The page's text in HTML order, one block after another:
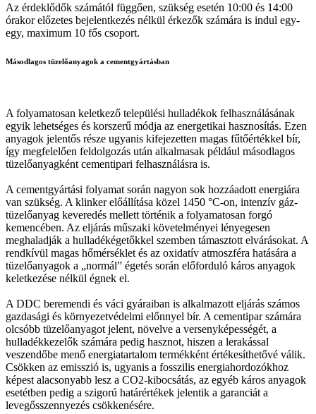
Az érdeklődők számától függően, szükség esetén 10:00 és 14:00
órakor előzetes bejelentkezés nélkül érkezők számára is indul egy-
egy, maximum 10 fős csoport.
Másodlagos tüzelőanyagok a cementgyártásban
A folyamatosan keletkező települési hulladékok felhasználásának
egyik lehetséges és korszerű módja az energetikai hasznosítás. Ezen
anyagok jelentős része ugyanis kifejezetten magas fűtőértékkel bír,
így megfelelően feldolgozás után alkalmasak például másodlagos
tüzelőanyagként cementipari felhasználásra is.
A cementgyártási folyamat során nagyon sok hozzáadott energiára
van szükség. A klinker előállítása közel 1450 °C-on, intenzív gáz-
tüzelőanyag keveredés mellett történik a folyamatosan forgó
kemencében. Az eljárás műszaki követelményei lényegesen
meghaladják a hulladékégetőkkel szemben támasztott elvárásokat. A
rendkívül magas hőmérséklet és az oxidatív atmoszféra hatására a
tüzelőanyagok a „normál” égetés során előforduló káros anyagok
keletkezése nélkül égnek el.
A DDC beremendi és váci gyáraiban is alkalmazott eljárás számos
gazdasági és környezetvédelmi előnnyel bír. A cementipar számára
olcsóbb tüzelőanyagot jelent, növelve a versenyképességét, a
hulladékkezelők számára pedig hasznot, hiszen a lerakással
veszendőbe menő energiatartalom termékként értékesíthetővé válik.
Csökken az emisszió is, ugyanis a fosszilis energiahordozókhoz
képest alacsonyabb lesz a CO2-kibocsátás, az egyéb káros anyagok
esetétben pedig a szigorú határértékek jelentik a garanciát a
levegősszennyezés csökkenésére.